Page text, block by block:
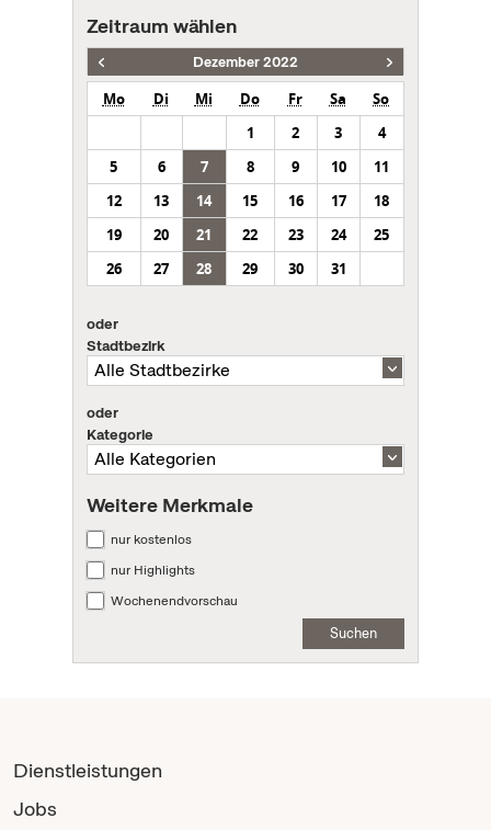
Zeitraum wählen
Dezember 2022
Mo Di Mi Do Fr Sa
So
1
2 3
4
5
6 7 8 9 10
11
12
13 14 15 16 17
18
19
20 21 22 23 24
25
26
27 28 29 30 31
oder
Stadtbezirk
oder
Kategorie
Weitere Merkmale
nur kostenlos
nur Highlights
Wochenendvorschau
Suchen
Dienstleistungen
Jobs